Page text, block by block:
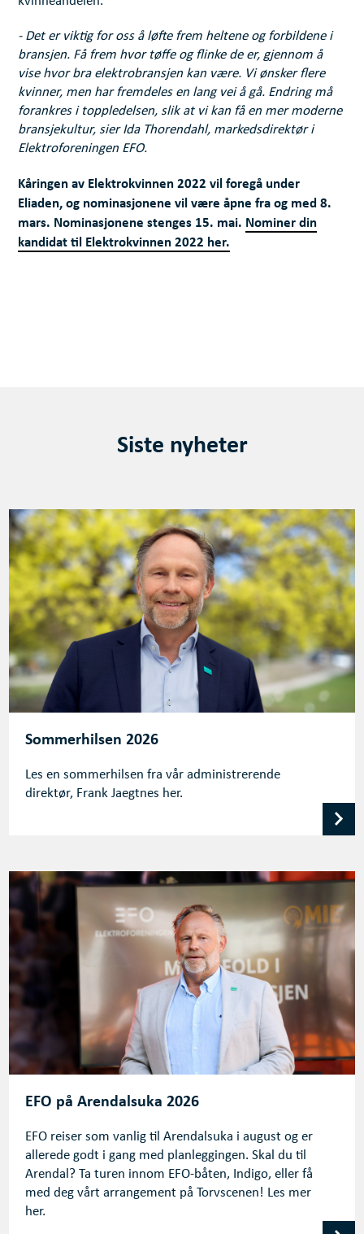
- Det er viktig for oss å løfte frem heltene og forbildene i
bransjen. Få frem hvor tøffe og flinke de er, gjennom å
vise hvor bra elektrobransjen kan være. Vi ønsker flere
kvinner, men har fremdeles en lang vei å gå. Endring må
forankres i toppledelsen, slik at vi kan få en mer moderne
bransjekultur, sier Ida Thorendahl, markedsdirektør i
Elektroforeningen EFO.
Kåringen av Elektrokvinnen 2022 vil foregå under
Eliaden, og nominasjonene vil være åpne fra og med 8.
mars. Nominasjonene stenges 15. mai. Nominer din
kandidat til Elektrokvinnen 2022 her.
Siste nyheter
Sommerhilsen 2026
Les en sommerhilsen fra vår administrerende
direktør, Frank Jaegtnes her.
EFO på Arendalsuka 2026
EFO reiser som vanlig til Arendalsuka i august og er
allerede godt i gang med planleggingen. Skal du til
Arendal? Ta turen innom EFO-båten, Indigo, eller få
med deg vårt arrangement på Torvscenen! Les mer
her.